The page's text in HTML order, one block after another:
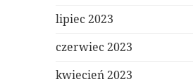
lipiec 2023
czerwiec 2023
kwiecień 2023